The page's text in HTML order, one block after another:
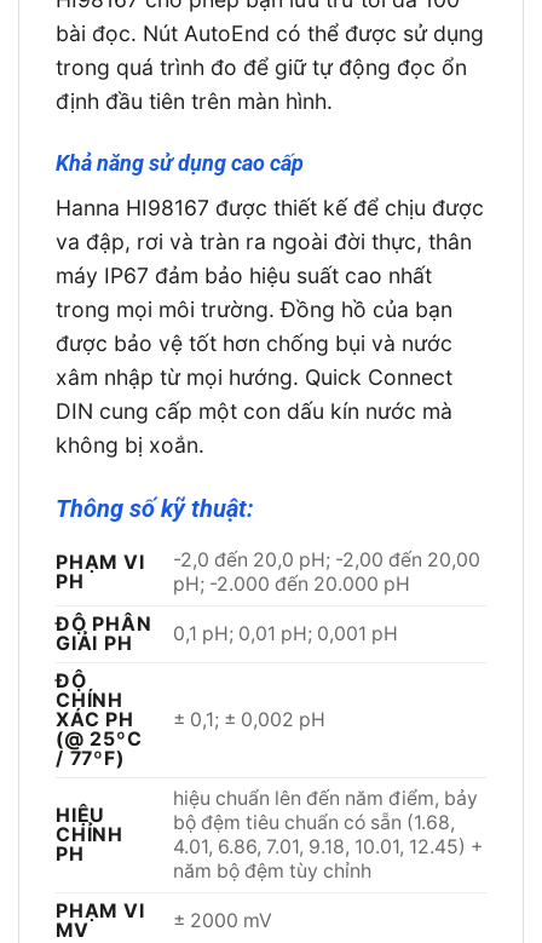
bài đọc. Nút AutoEnd có thể được sử dụng
trong quá trình đo để giữ tự động đọc ổn
định đầu tiên trên màn hình.
Khả năng sử dụng cao cấp
Hanna HI98167 được thiết kế để chịu được
va đập, rơi và tràn ra ngoài đời thực, thân
máy IP67 đảm bảo hiệu suất cao nhất
trong mọi môi trường. Đồng hồ của bạn
được bảo vệ tốt hơn chống bụi và nước
xâm nhập từ mọi hướng. Quick Connect
DIN cung cấp một con dấu kín nước mà
không bị xoắn.
Thông số kỹ thuật:
PHẠM VI
PH
-2,0 đến 20,0 pH; -2,00 đến 20,00
pH; -2.000 đến 20.000 pH
ĐỘ PHÂN
GIẢI PH
0,1 pH; 0,01 pH; 0,001 pH
ĐỘ
CHÍNH
XÁC PH
(@ 25ºC
/ 77ºF)
± 0,1; ± 0,002 pH
HIỆU
CHỈNH
PH
hiệu chuẩn lên đến năm điểm, bảy
bộ đệm tiêu chuẩn có sẵn (1.68,
4.01, 6.86, 7.01, 9.18, 10.01, 12.45) +
năm bộ đệm tùy chỉnh
PHẠM VI
MV
± 2000 mV